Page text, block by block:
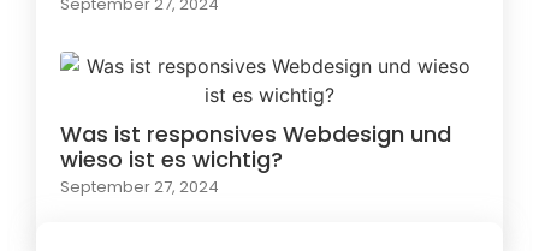
Was ist responsives Webdesign und
wieso ist es wichtig?
September 27, 2024